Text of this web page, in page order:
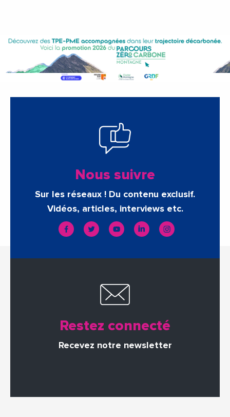
Nous suivre
Sur les réseaux ! Du contenu exclusif.
Vidéos, articles, interviews etc.
Restez connecté
Recevez notre newsletter